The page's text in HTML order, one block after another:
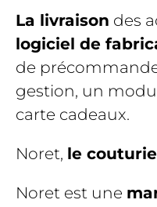
La livraison des
logiciel de
de
gestion, un
carte cadeaux.
Noret, le
Noret est une